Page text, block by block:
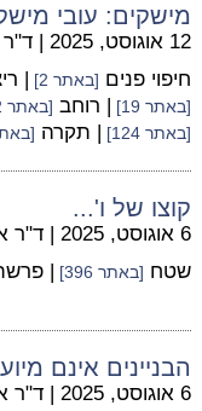
מישקים: עובי
12 אוגוסט, 2025 |
חיפוי פנים [באתר 2] |
[באתר 19] | רוחב [באתר 102]
[באתר 124] | תקרה [באתר
קוצו של ו'...
6 אוגוסט, 2025 | ד"ר
שטח [באתר 396] |
הבניינים אינם
6 אוגוסט, 2025 | ד"ר